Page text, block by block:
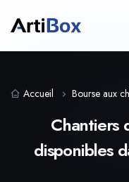
Accueil Bourse aux
Chantiers
disponibles